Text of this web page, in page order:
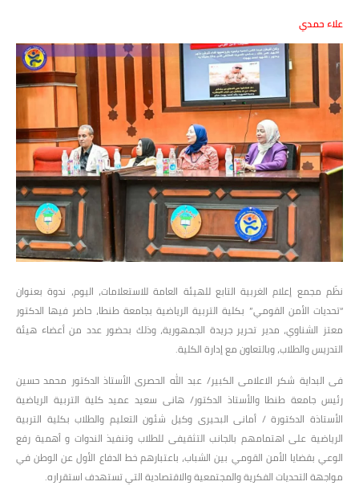
علاء حمدي
نظّم مجمع إعلام الغربية التابع للهيئة العامة للاستعلامات، اليوم، ندوة بعنوان
“تحديات الأمن القومي” بكلية التربية الرياضية بجامعة طنطا، حاضر فيها الدكتور
معتز الشناوي، مدير تحرير جريدة الجمهورية، وذلك بحضور عدد من أعضاء هيئة
التدريس والطلاب، وبالتعاون مع إدارة الكلية.
فى البداية شكر الاعلامى الكبير/ عبد الله الحصرى الأستاذ الدكتور محمد حسين
رئيس جامعة طنطا والأستاذ الدكتور/ هانى سعيد عميد كلية التربية الرياضية
الأستاذة الدكتورة / أمانى البحيرى وكيل شئون التعليم والطلاب بكلية التربية
الرياضية على اهتمامهم بالجانب التثقيفى للطلاب وتنفيذ الندوات و أهمية رفع
الوعي بقضايا الأمن القومي بين الشباب، باعتبارهم خط الدفاع الأول عن الوطن في
مواجهة التحديات الفكرية والمجتمعية والاقتصادية التي تستهدف استقراره.